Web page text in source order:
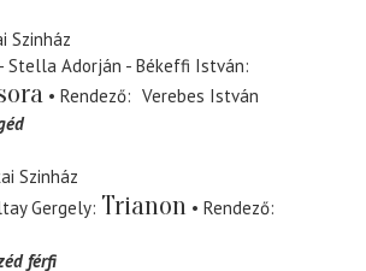
Szinház
Stella Adorján - Békeffi István
Rendező
Verebes István
Szinház
Gergely Trianon
Rendező
férfi